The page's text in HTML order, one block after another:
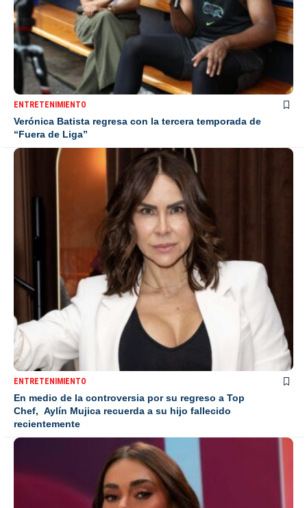
ENTRETENIMIENTO
Verónica Batista regresa con la tercera temporada de
“Fuera de Liga”
ENTRETENIMIENTO
En medio de la controversia por su regreso a Top
Chef, Aylín Mujica recuerda a su hijo fallecido
recientemente